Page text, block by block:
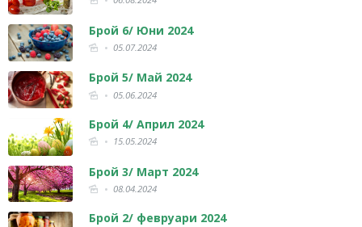
Брой 6/ Юни 2024
05.07.2024
Брой 5/ Май 2024
05.06.2024
Брой 4/ Април 2024
15.05.2024
Брой 3/ Март 2024
08.04.2024
Брой 2/ февруари 2024